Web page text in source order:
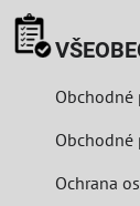
Obchodné
Obchodné
Ochrana